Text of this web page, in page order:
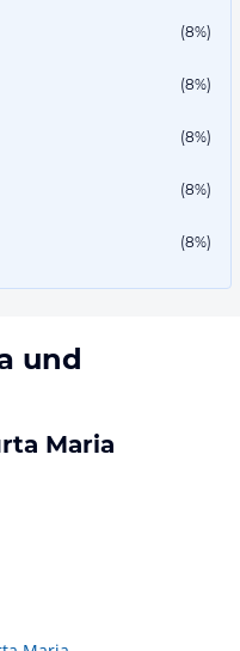
(8%)
(8%)
(8%)
(8%)
(8%)
und
Maria